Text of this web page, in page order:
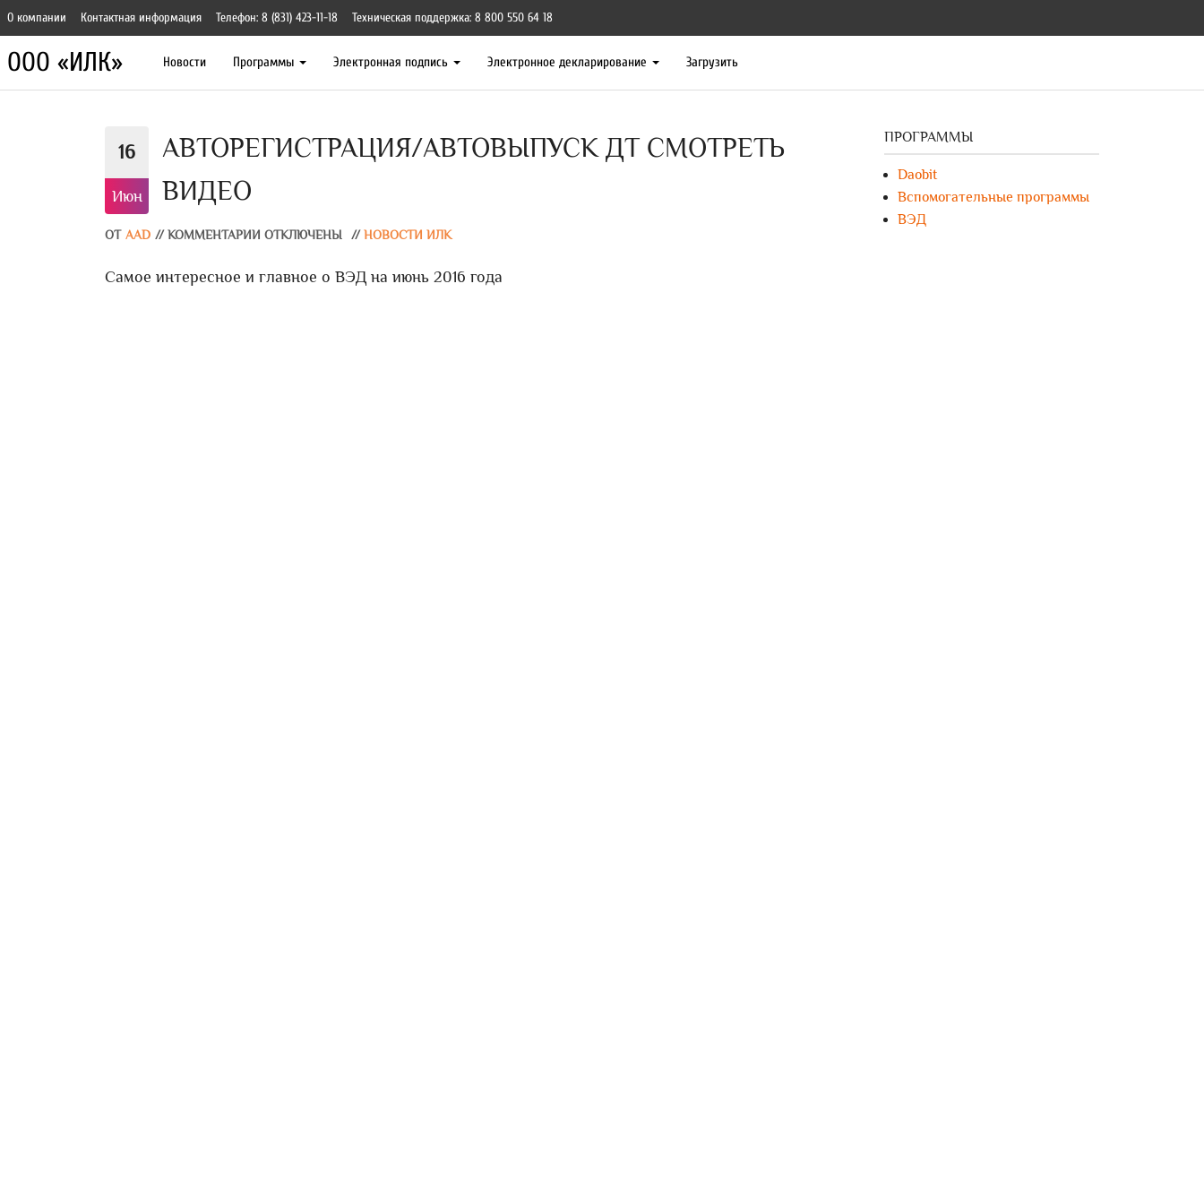
О компании Контактная информация Телефон: 8 (831) 423-11-18 Техническая поддержка: 8 800 550 64 18
ООО «ИЛК» Новости Программы Электронная подпись Электронное декларирование Загрузить
16
Июн
АВТОРЕГИСТРАЦИЯ/АВТОВЫПУСК ДТ СМОТРЕТЬ
ВИДЕО
ОТ AAD // КОММЕНТАРИИ ОТКЛЮЧЕНЫ // НОВОСТИ ИЛК
Самое интересное и главное о ВЭД на июнь 2016 года
ПРОГРАММЫ
Daobit
Вспомогательные программы
ВЭД